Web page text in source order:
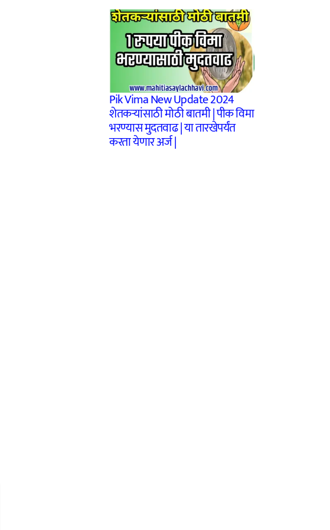
Pik Vima New Update 2024
शेतकऱ्यांसाठी मोठी बातमी | पीक विमा
भरण्यास मुदतवाढ | या तारखेपर्यंत
करता येणार अर्ज |